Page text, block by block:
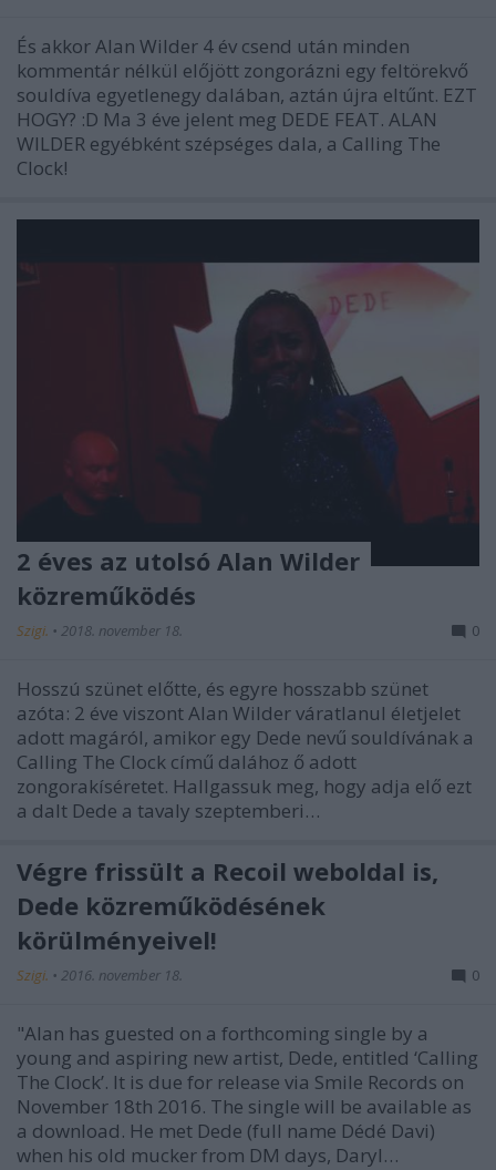
És akkor Alan Wilder 4 év csend után minden
kommentár nélkül előjött zongorázni egy feltörekvő
souldíva egyetlenegy dalában, aztán újra eltűnt. EZT
HOGY? :D Ma 3 éve jelent meg DEDE FEAT. ALAN
WILDER egyébként szépséges dala, a Calling The
Clock!
2 éves az utolsó Alan Wilder
közreműködés
Szigi. • 2018. november 18. 0
Hosszú szünet előtte, és egyre hosszabb szünet
azóta: 2 éve viszont Alan Wilder váratlanul életjelet
adott magáról, amikor egy Dede nevű souldívának a
Calling The Clock című dalához ő adott
zongorakíséretet. Hallgassuk meg, hogy adja elő ezt
a dalt Dede a tavaly szeptemberi…
Végre frissült a Recoil weboldal is,
Dede közreműködésének
körülményeivel!
Szigi. • 2016. november 18. 0
"Alan has guested on a forthcoming single by a
young and aspiring new artist, Dede, entitled ‘Calling
The Clock’. It is due for release via Smile Records on
November 18th 2016. The single will be available as
a download. He met Dede (full name Dédé Davi)
when his old mucker from DM days, Daryl…